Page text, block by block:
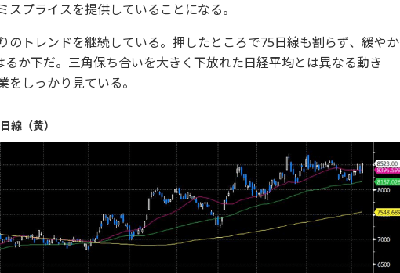
プライスを提供していることになる。
のトレンドを継続している。押したところで75日線も割らず、緩やか
か下だ。三角保ち合いを大きく下放れた日経平均とは異なる動き
しっかり見ている。
線（黄）